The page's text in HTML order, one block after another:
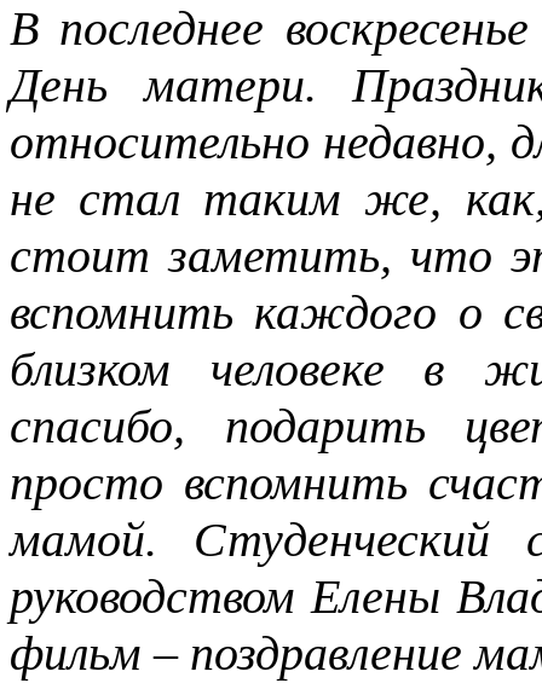
В последнее
День матери.
относительно недавно,
не стал таким же,
стоит заметить, что
вспомнить каждого о
близком человеке в
спасибо, подарить
просто вспомнить
мамой. Студенческий
руководством Елены
фильм – поздравление